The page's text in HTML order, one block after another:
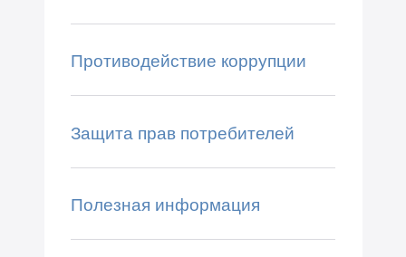
Противодействие коррупции
Защита прав потребителей
Полезная информация